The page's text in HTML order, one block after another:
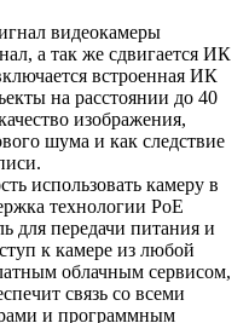
видеокамеры
а так же сдвигается ИК
встроенная ИК
на расстоянии до 40
изображения,
шума и как следствие
использовать камеру в
технологии РоЕ
для передачи питания и
к камере из любой
облачным сервисом,
связь со всеми
и программным